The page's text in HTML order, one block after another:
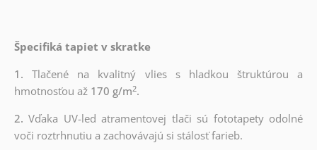
Špecifiká tapiet v skratke
1.Tlačené na kvalitný vlies s hladkou štruktúrou a
hmotnosťou až170 g/m2.
2.Vďaka UV-led atramentovej tlači sú fototapety odolné
voči roztrhnutiu a zachovávajú si stálosť farieb.